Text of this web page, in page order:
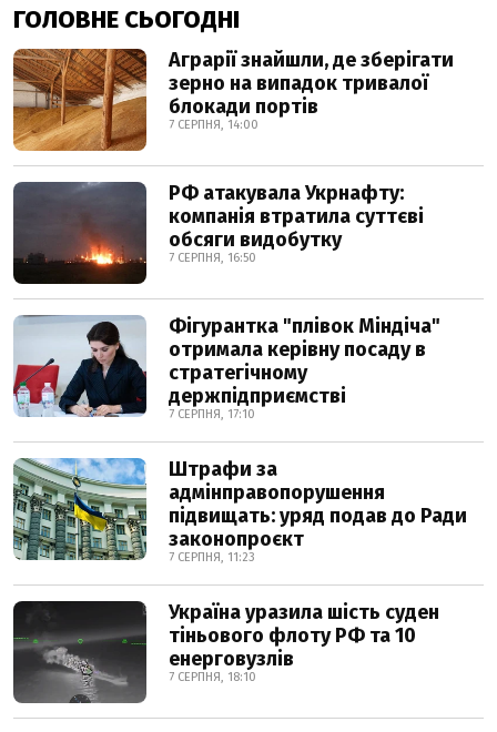
ГОЛОВНЕ СЬОГОДНІ
Аграрії знайшли, де зберігати
зерно на випадок тривалої
блокади портів
7 СЕРПНЯ, 14:00
РФ атакувала Укрнафту:
компанія втратила суттєві
обсяги видобутку
7 СЕРПНЯ, 16:50
Фігурантка "плівок Міндіча"
отримала керівну посаду в
стратегічному
держпідприємстві
7 СЕРПНЯ, 17:10
Штрафи за
адмінправопорушення
підвищать: уряд подав до Ради
законопроєкт
7 СЕРПНЯ, 11:23
Україна уразила шість суден
тіньового флоту РФ та 10
енерговузлів
7 СЕРПНЯ, 18:10